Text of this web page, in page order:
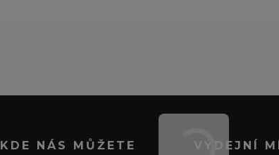
KDE NÁS MŮŽETE
VÝDEJNÍ